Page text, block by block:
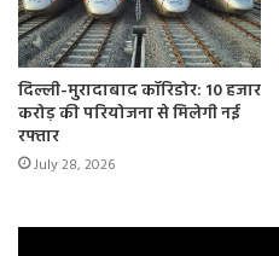
दिल्ली-मुरादाबाद कॉरिडोर: 10 हजार
करोड़ की परियोजना से मिलेगी नई
रफ्तार
July 28, 2026